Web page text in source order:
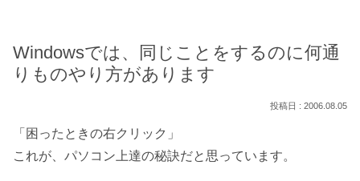
Windowsでは、同じことをするのに何通
りものやり方があります
2006.08.05
「困ったときの右クリック」
これが、パソコン上達の秘訣だと思っています。